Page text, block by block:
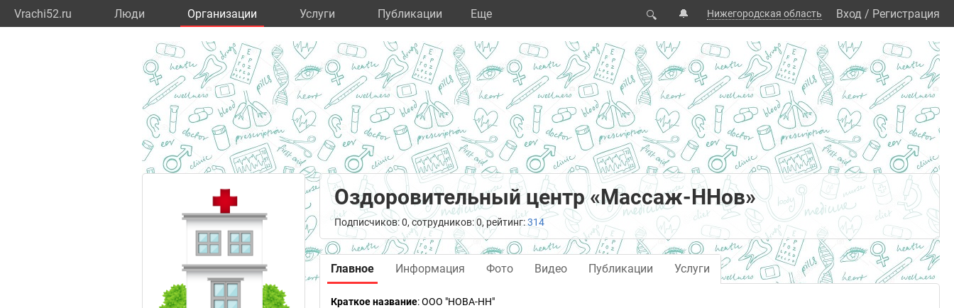
Vrachi52.ru Люди Организации Услуги Публикации Eще 🔍 🔔 Нижегородская область Вход / Регистрация
Оздоровительный центр «Массаж-ННов»
Подписчиков: 0, сотрудников: 0, рейтинг:314
Главное Информация Фото Видео Публикации Услуги
Краткое название:ООО "НОВА-НН"